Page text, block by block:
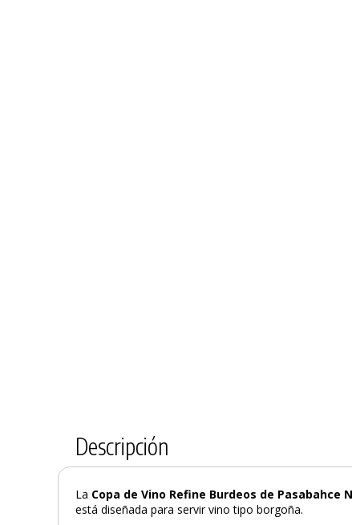
Descripción
La Copa de Vino Refine Burdeos de Pasabahce
está diseñada para servir vino tipo borgoña.